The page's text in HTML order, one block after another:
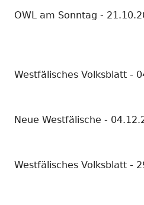
OWL am Sonntag -
Westfälisches Volksblatt -
Neue Westfälische -
Westfälisches Volksblatt -